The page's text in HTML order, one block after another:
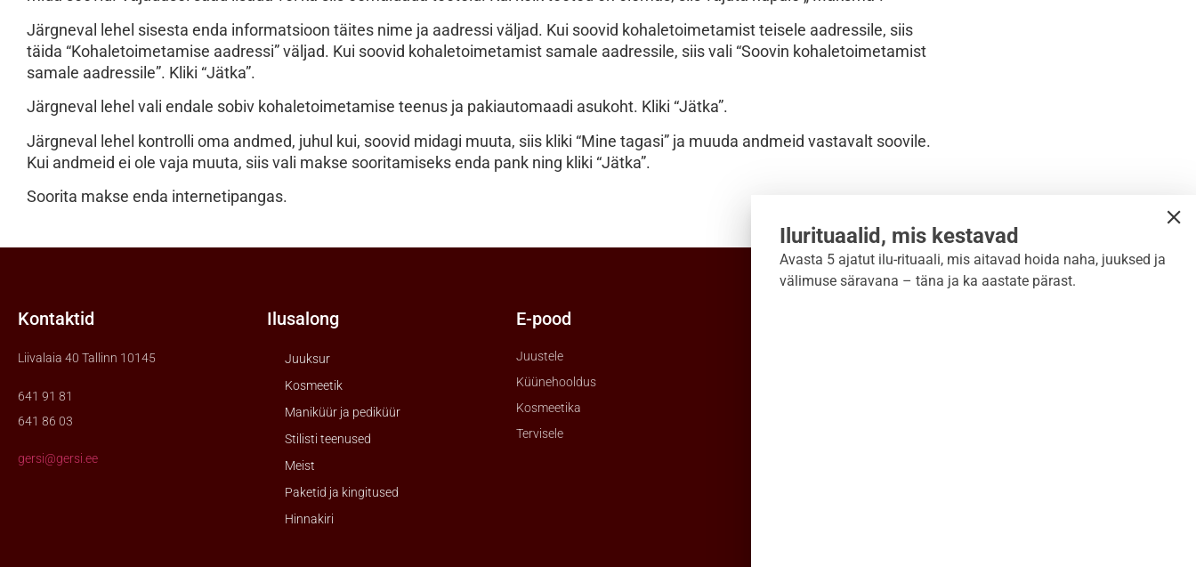
Järgneval lehel sisesta enda informatsioon täites nime ja aadressi väljad. Kui soovid kohaletoimetamist teisele aadressile, siis
täida “Kohaletoimetamise aadressi” väljad. Kui soovid kohaletoimetamist samale aadressile, siis vali “Soovin kohaletoimetamist
samale aadressile”. Kliki “Jätka”.
Järgneval lehel vali endale sobiv kohaletoimetamise teenus ja pakiautomaadi asukoht. Kliki “Jätka”.
Järgneval lehel kontrolli oma andmed, juhul kui, soovid midagi muuta, siis kliki “Mine tagasi” ja muuda andmeid vastavalt soovile.
Kui andmeid ei ole vaja muuta, siis vali makse sooritamiseks enda pank ning kliki “Jätka”.
Soorita makse enda internetipangas.
Kontaktid
Liivalaia 40 Tallinn 10145
641 91 81
641 86 03
gersi@gersi.ee
Ilusalong
Juuksur
Kosmeetik
Maniküür ja pediküür
Stilisti teenused
Meist
Paketid ja kingitused
Hinnakiri
E-pood
Juustele
Küünehooldus
Kosmeetika
Tervisele
Ilurituaalid, mis kestavad
Avasta 5 ajatut ilu-rituaali, mis aitavad hoida naha, juuksed ja
välimuse säravana – täna ja ka aastate pärast.